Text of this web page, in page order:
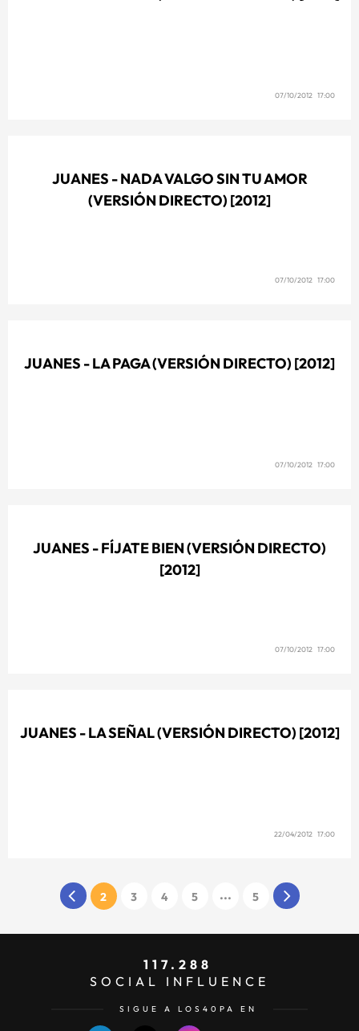
07/10/2012 17:00
JUANES - NADA VALGO SIN TU AMOR
(VERSIÓN DIRECTO) [2012]
07/10/2012 17:00
JUANES - LA PAGA (VERSIÓN DIRECTO) [2012]
07/10/2012 17:00
JUANES - FÍJATE BIEN (VERSIÓN DIRECTO)
[2012]
07/10/2012 17:00
JUANES - LA SEÑAL (VERSIÓN DIRECTO) [2012]
22/04/2012 17:00
2 3 4 5 ... 5
117.288
SOCIAL INFLUENCE
SIGUE A LOS40PA EN